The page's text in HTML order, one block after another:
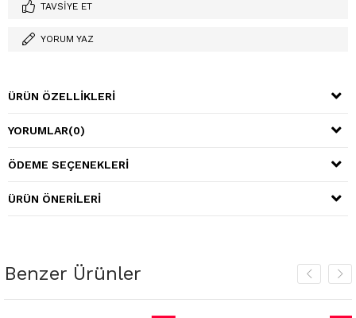
TAVSIYE ET
YORUM YAZ
ÜRÜN ÖZELLIKLERI
YORUMLAR(0)
ÖDEME SEÇENEKLERI
ÜRÜN ÖNERILERI
Benzer Ürünler